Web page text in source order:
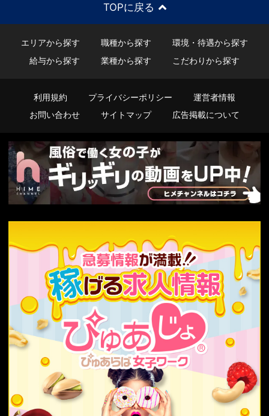
TOPに戻る
エリアから探す 職種から探す
環境・待遇から探す
給与から探す
業種から探す こだわりから探す
利用規約 プライバシーポリシー
運営者情報
お問い合わせ
サイトマップ 広告掲載について